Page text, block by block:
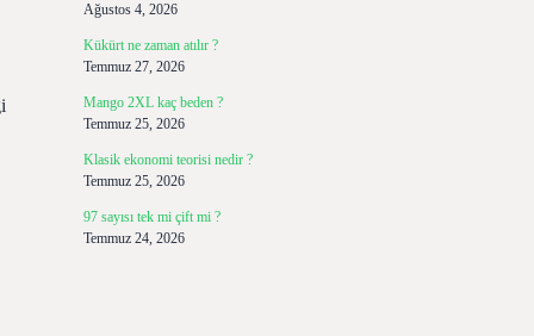
Ağustos 4, 2026
Kükürt ne zaman atılır ?
Temmuz 27, 2026
Mango 2XL kaç beden ?
Temmuz 25, 2026
Klasik ekonomi teorisi nedir ?
Temmuz 25, 2026
97 sayısı tek mi çift mi ?
Temmuz 24, 2026